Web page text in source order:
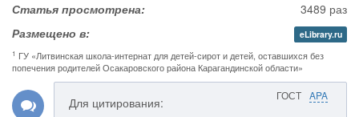
Статья просмотрена:
3489 раз
Размещено в:
eLibrary.ru
1 ГУ «Литвинская школа-интернат для детей-сирот и детей, оставшихся без
попечения родителей Осакаровского района Карагандинской области»
ГОСТ APA
Для цитирования: